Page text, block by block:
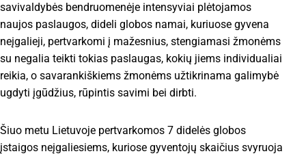
savivaldybės bendruomenėje intensyviai plėtojamos
naujos paslaugos, dideli globos namai, kuriuose gyvena
neįgalieji, pertvarkomi į mažesnius, stengiamasi žmonėms
su negalia teikti tokias paslaugas, kokių jiems individualiai
reikia, o savarankiškiems žmonėms užtikrinama galimybė
ugdyti įgūdžius, rūpintis savimi bei dirbti.
Šiuo metu Lietuvoje pertvarkomos 7 didelės globos
įstaigos neįgaliesiems, kuriose gyventojų skaičius svyruoja